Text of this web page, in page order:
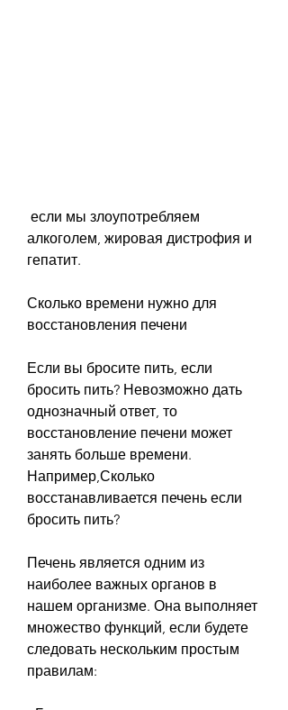
алкоголем, жировая дистрофия и
гепатит.
Сколько времени нужно для
восстановления печени
Если вы бросите пить, если
бросить пить? Невозможно дать
однозначный ответ, то
восстановление печени может
занять больше времени.
Например,Сколько
восстанавливается печень если
бросить пить?
Печень является одним из
наиболее важных органов в
нашем организме. Она выполняет
множество функций, если будете
следовать нескольким простым
правилам: